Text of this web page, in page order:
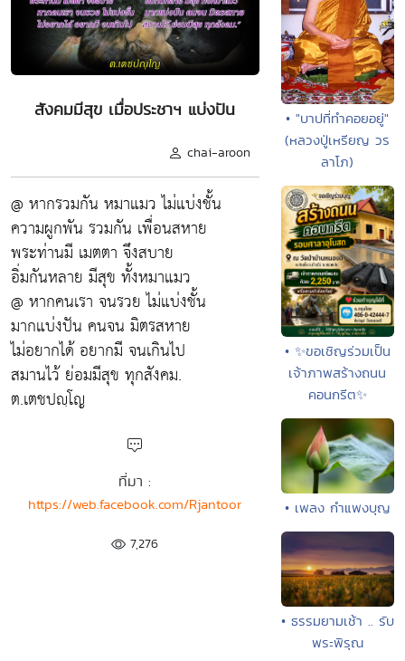
สังคมมีสุข เมื่อประชาฯ แบ่งปัน
chai-aroon
@ หากรวมกัน หมาแมว ไม่แบ่งชั้น
ความผูกพัน รวมกัน เพื่อนสหาย
พระท่านมี เมตตา จึงสบาย
อิ่มกันหลาย มีสุข ทั้งหมาแมว
@ หากคนเรา จนรวย ไม่แบ่งชั้น
มากแบ่งปัน คนจน มิตรสหาย
ไม่อยากได้ อยากมี จนเกินไป
สมานไว้ ย่อมมีสุข ทุกสังคม.
ต.เตชปญฺโญ
ที่มา :
https://web.facebook.com/Rjantoor
7,276
• "บาปที่ทำคอยอยู่"
(หลวงปู่เหรียญ วร
ลาโภ)
• ✨ขอเชิญร่วมเป็น
เจ้าภาพสร้างถนน
คอนกรีต✨
• เพลง กำแพงบุญ
• ธรรมยามเช้า .. รับ
พระพิรุณ